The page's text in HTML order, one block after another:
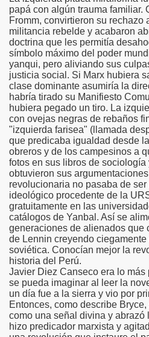
papá con algún trauma familiar.
Fromm, convirtieron su rechazo
militancia rebelde y acabaron
doctrina que les permitía
símbolo máximo del poder
yanqui, pero aliviando sus
justicia social. Si Marx hubiera
clase dominante asumiría la
habría tirado su Manifiesto
hubiera pegado un tiro. La
con ovejas negras de rebaños
"izquierda farisea" (llamada
que predicaba igualdad desde
obreros y de los campesinos a
fotos en sus libros de
obtuvieron sus
revolucionaria no pasaba de
ideológico procedente de la
gratuitamente en las
catálogos de Yanbal. Así se
generaciones de alienados que
de Lennin creyendo
soviética. Conocían mejor la
historia del Perú.
Javier Diez Canseco era lo
se pueda imaginar al leer la
un día fue a la sierra y vio por
Entonces, como describe
como una señal divina y abrazó
hizo predicador marxista y